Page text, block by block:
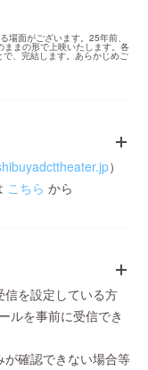
場面がございます。25年前、
まの形で上映いたします。各
、完結します。あらかじめご
）
こちら から
を設定している方
ルを事前に受信でき
が確認できない場合等